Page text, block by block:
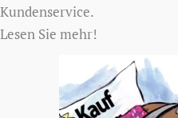
Kundenservice.
Lesen Sie mehr!